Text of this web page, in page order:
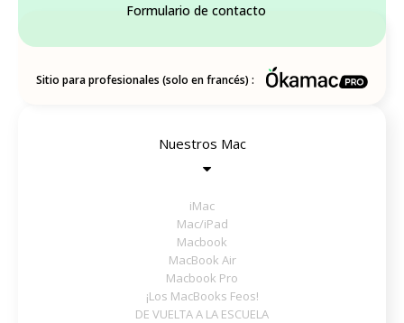
Formulario de contacto
Sitio para profesionales (solo en francés) :
Nuestros Mac
iMac
Mac/iPad
Macbook
MacBook Air
Macbook Pro
¡Los MacBooks Feos!
DE VUELTA A LA ESCUELA